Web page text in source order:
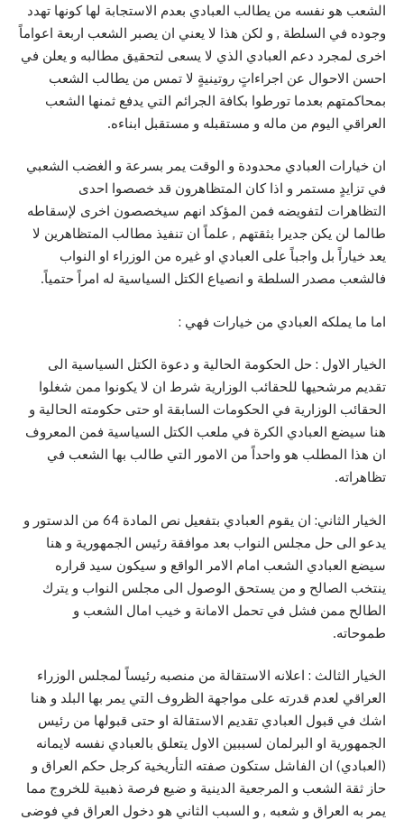
الشعب هو نفسه من يطالب العبادي بعدم الاستجابة لها كونها تهدد
وجوده في السلطة , و لكن هذا لا يعني ان يصبر الشعب اربعة اعواماً
اخرى لمجرد دعم العبادي الذي لا يسعى لتحقيق مطالبه و يعلن في
احسن الاحوال عن اجراءاتٍ روتينيةٍ لا تمس من يطالب الشعب
بمحاكمتهم بعدما تورطوا بكافة الجرائم التي يدفع ثمنها الشعب
العراقي اليوم من ماله و مستقبله و مستقبل ابناءه.
ان خيارات العبادي محدودة و الوقت يمر بسرعة و الغضب الشعبي
في تزايدٍ مستمر و اذا كان المتظاهرون قد خصصوا احدى
التظاهرات لتفويضه فمن المؤكد انهم سيخصصون اخرى لإسقاطه
طالما لن يكن جديرا بثقتهم , علماً ان تنفيذ مطالب المتظاهرين لا
يعد خياراً بل واجباً على العبادي او غيره من الوزراء او النواب
فالشعب مصدر السلطة و انصياع الكتل السياسية له امراً حتمياً.
اما ما يملكه العبادي من خيارات فهي :
الخيار الاول : حل الحكومة الحالية و دعوة الكتل السياسية الى
تقديم مرشحيها للحقائب الوزارية شرط ان لا يكونوا ممن شغلوا
الحقائب الوزارية في الحكومات السابقة او حتى حكومته الحالية و
هنا سيضع العبادي الكرة في ملعب الكتل السياسية فمن المعروف
ان هذا المطلب هو واحداً من الامور التي طالب بها الشعب في
تظاهراته.
الخيار الثاني: ان يقوم العبادي بتفعيل نص المادة 64 من الدستور و
يدعو الى حل مجلس النواب بعد موافقة رئيس الجمهورية و هنا
سيضع العبادي الشعب امام الامر الواقع و سيكون سيد قراره
ينتخب الصالح و من يستحق الوصول الى مجلس النواب و يترك
الطالح ممن فشل في تحمل الامانة و خيب امال الشعب و
طموحاته.
الخيار الثالث : اعلانه الاستقالة من منصبه رئيساً لمجلس الوزراء
العراقي لعدم قدرته على مواجهة الظروف التي يمر بها البلد و هنا
اشك في قبول العبادي تقديم الاستقالة او حتى قبولها من رئيس
الجمهورية او البرلمان لسببين الاول يتعلق بالعبادي نفسه لايمانه
(العبادي) ان الفاشل ستكون صفته التأريخية كرجل حكم العراق و
حاز ثقة الشعب و المرجعية الدينية و ضيع فرصة ذهبية للخروج مما
يمر به العراق و شعبه , و السبب الثاني هو دخول العراق في فوضى